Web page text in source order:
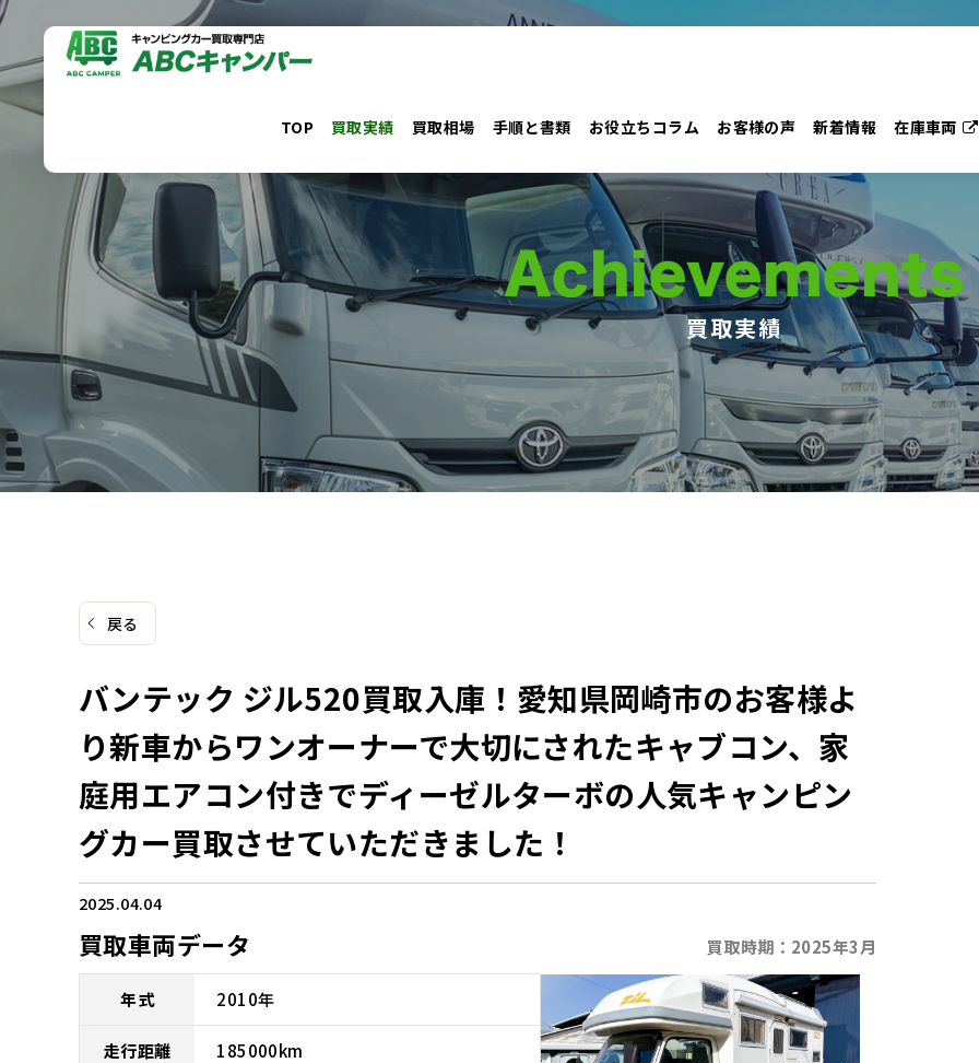
コ
テ
ン
TOP 買取実績 買取相場 手順と書類 お役立ちコラム お客様の声 新着情報 在庫車両
Achievements
買取実績
戻る
バンテック ジル520買取入庫！愛知県岡崎市のお客様よ
り新車からワンオーナーで大切にされたキャブコン、家
庭用エアコン付きでディーゼルターボの人気キャンピン
グカー買取させていただきました！
2025.04.04
買取車両データ 買取時期： 2025年3月
年式 2010年
走行距離 185000km